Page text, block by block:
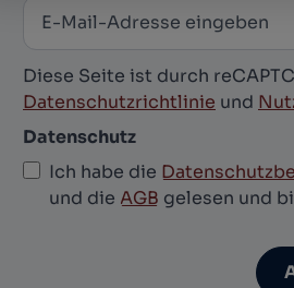
Newsletter
E-Mail-Adresse
Diese Seite ist durch
Datenschutzrichtlinie und
Datenschutz
Ich habe die
und die AGB gelesen und